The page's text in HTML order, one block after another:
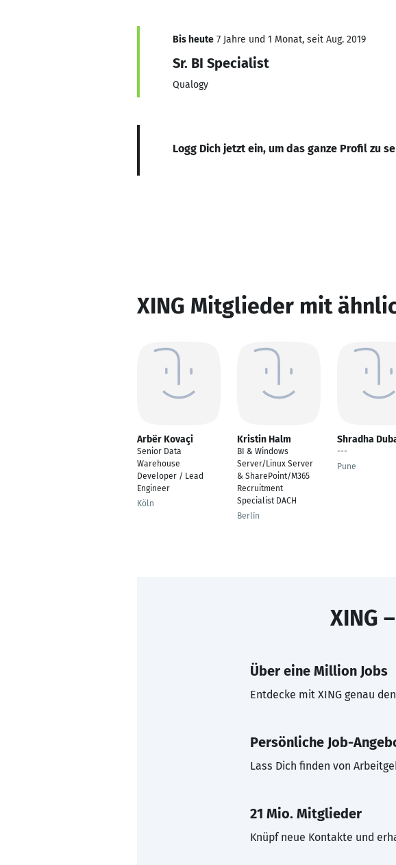
Bis heute 7 Jahre und 1 Monat, seit Aug. 2019
Sr. BI Specialist
Qualogy
Logg Dich jetzt ein, um das ganze Profil zu
XING Mitglieder mit
Arbër Kovaçi
Senior Data
Warehouse
Developer / Lead
Engineer
Köln
Kristin Halm
BI & Windows
Server/Linux Server
& SharePoint/M365
Recruitment
Specialist DACH
Berlín
Shradha
---
Pune
XING
Über eine Million Jobs
Entdecke mit XING genau
Persönliche Job-
Lass Dich finden von
21 Mio. Mitglieder
Knüpf neue Kontakte und